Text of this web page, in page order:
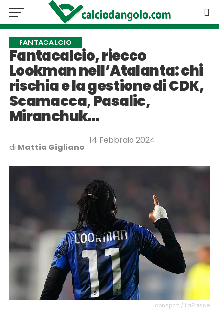
FANTACALCIO
Fantacalcio, riecco
Lookman nell’Atalanta: chi
rischia e la gestione di CDK,
Scamacca, Pasalic,
Miranchuk…
di Mattia Gigliano
14 Febbraio 2024
Iconsport / LaPresse